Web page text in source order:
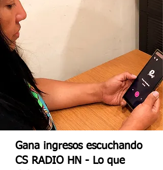
Gana ingresos escuchando
CS RADIO HN - Lo que